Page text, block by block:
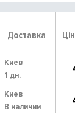
Доставка
Киев
1 дн.
Киев
В наличии